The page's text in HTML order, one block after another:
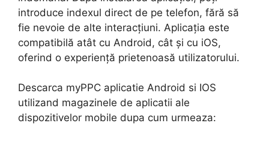
introduce indexul direct de pe telefon, fără să
fie nevoie de alte interacțiuni. Aplicația este
compatibilă atât cu Android, cât și cu iOS,
oferind o experiență prietenoasă utilizatorului.
Descarca myPPC aplicatie Android si IOS
utilizand magazinele de aplicatii ale
dispozitivelor mobile dupa cum urmeaza: